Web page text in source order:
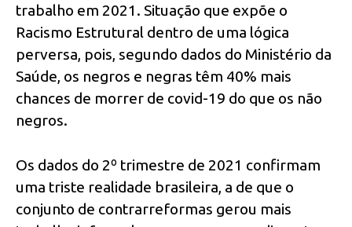
trabalho em 2021. Situação que expõe o
Racismo Estrutural dentro de uma lógica
perversa, pois, segundo dados do Ministério da
Saúde, os negros e negras têm 40% mais
chances de morrer de covid-19 do que os não
negros.
Os dados do 2º trimestre de 2021 confirmam
uma triste realidade brasileira, a de que o
conjunto de contrarreformas gerou mais